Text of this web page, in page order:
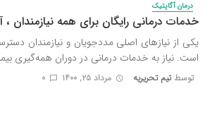
درمان آگاپتیک
خدمات درمانی رایگان برای همه نیازمندان ،
یکی از نیازهای اصلی مددجویان و نیازمندان
است. نیاز به خدمات درمانی در دوران همه‌گیری
توسطتیم تحریریه مرداد ۲۵, ۱۴۰۰ 0